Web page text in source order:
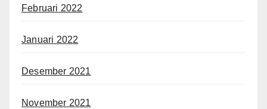
Februari 2022
Januari 2022
Desember 2021
November 2021